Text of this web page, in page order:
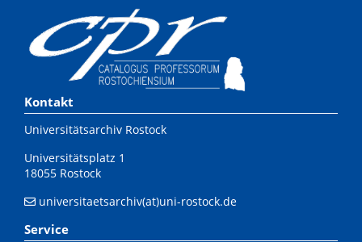
Kontakt
Universitätsarchiv Rostock
Universitätsplatz 1
18055 Rostock
universitaetsarchiv(at)uni-rostock.de
Service